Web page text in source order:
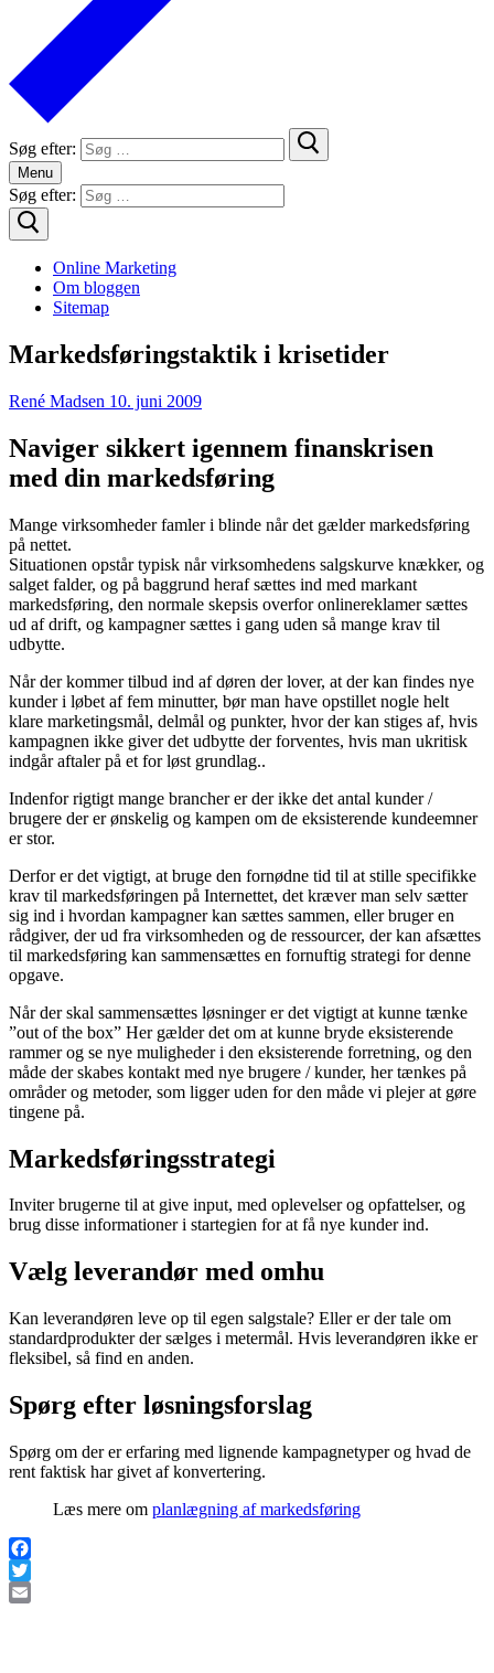
Søg efter:
Menu
Søg efter:
Online Marketing
Om bloggen
Sitemap
Markedsføringstaktik i krisetider
René Madsen 10. juni 2009
Naviger sikkert igennem finanskrisen
med din markedsføring
Mange virksomheder famler i blinde når det gælder markedsføring
på nettet.
Situationen opstår typisk når virksomhedens salgskurve knækker, og
salget falder, og på baggrund heraf sættes ind med markant
markedsføring, den normale skepsis overfor onlinereklamer sættes
ud af drift, og kampagner sættes i gang uden så mange krav til
udbytte.
Når der kommer tilbud ind af døren der lover, at der kan findes nye
kunder i løbet af fem minutter, bør man have opstillet nogle helt
klare marketingsmål, delmål og punkter, hvor der kan stiges af, hvis
kampagnen ikke giver det udbytte der forventes, hvis man ukritisk
indgår aftaler på et for løst grundlag..
Indenfor rigtigt mange brancher er der ikke det antal kunder /
brugere der er ønskelig og kampen om de eksisterende kundeemner
er stor.
Derfor er det vigtigt, at bruge den fornødne tid til at stille specifikke
krav til markedsføringen på Internettet, det kræver man selv sætter
sig ind i hvordan kampagner kan sættes sammen, eller bruger en
rådgiver, der ud fra virksomheden og de ressourcer, der kan afsættes
til markedsføring kan sammensættes en fornuftig strategi for denne
opgave.
Når der skal sammensættes løsninger er det vigtigt at kunne tænke
”out of the box” Her gælder det om at kunne bryde eksisterende
rammer og se nye muligheder i den eksisterende forretning, og den
måde der skabes kontakt med nye brugere / kunder, her tænkes på
områder og metoder, som ligger uden for den måde vi plejer at gøre
tingene på.
Markedsføringsstrategi
Inviter brugerne til at give input, med oplevelser og opfattelser, og
brug disse informationer i startegien for at få nye kunder ind.
Vælg leverandør med omhu
Kan leverandøren leve op til egen salgstale? Eller er der tale om
standardprodukter der sælges i metermål. Hvis leverandøren ikke er
fleksibel, så find en anden.
Spørg efter løsningsforslag
Spørg om der er erfaring med lignende kampagnetyper og hvad de
rent faktisk har givet af konvertering.
Læs mere om planlægning af markedsføring
Facebook
Twitter